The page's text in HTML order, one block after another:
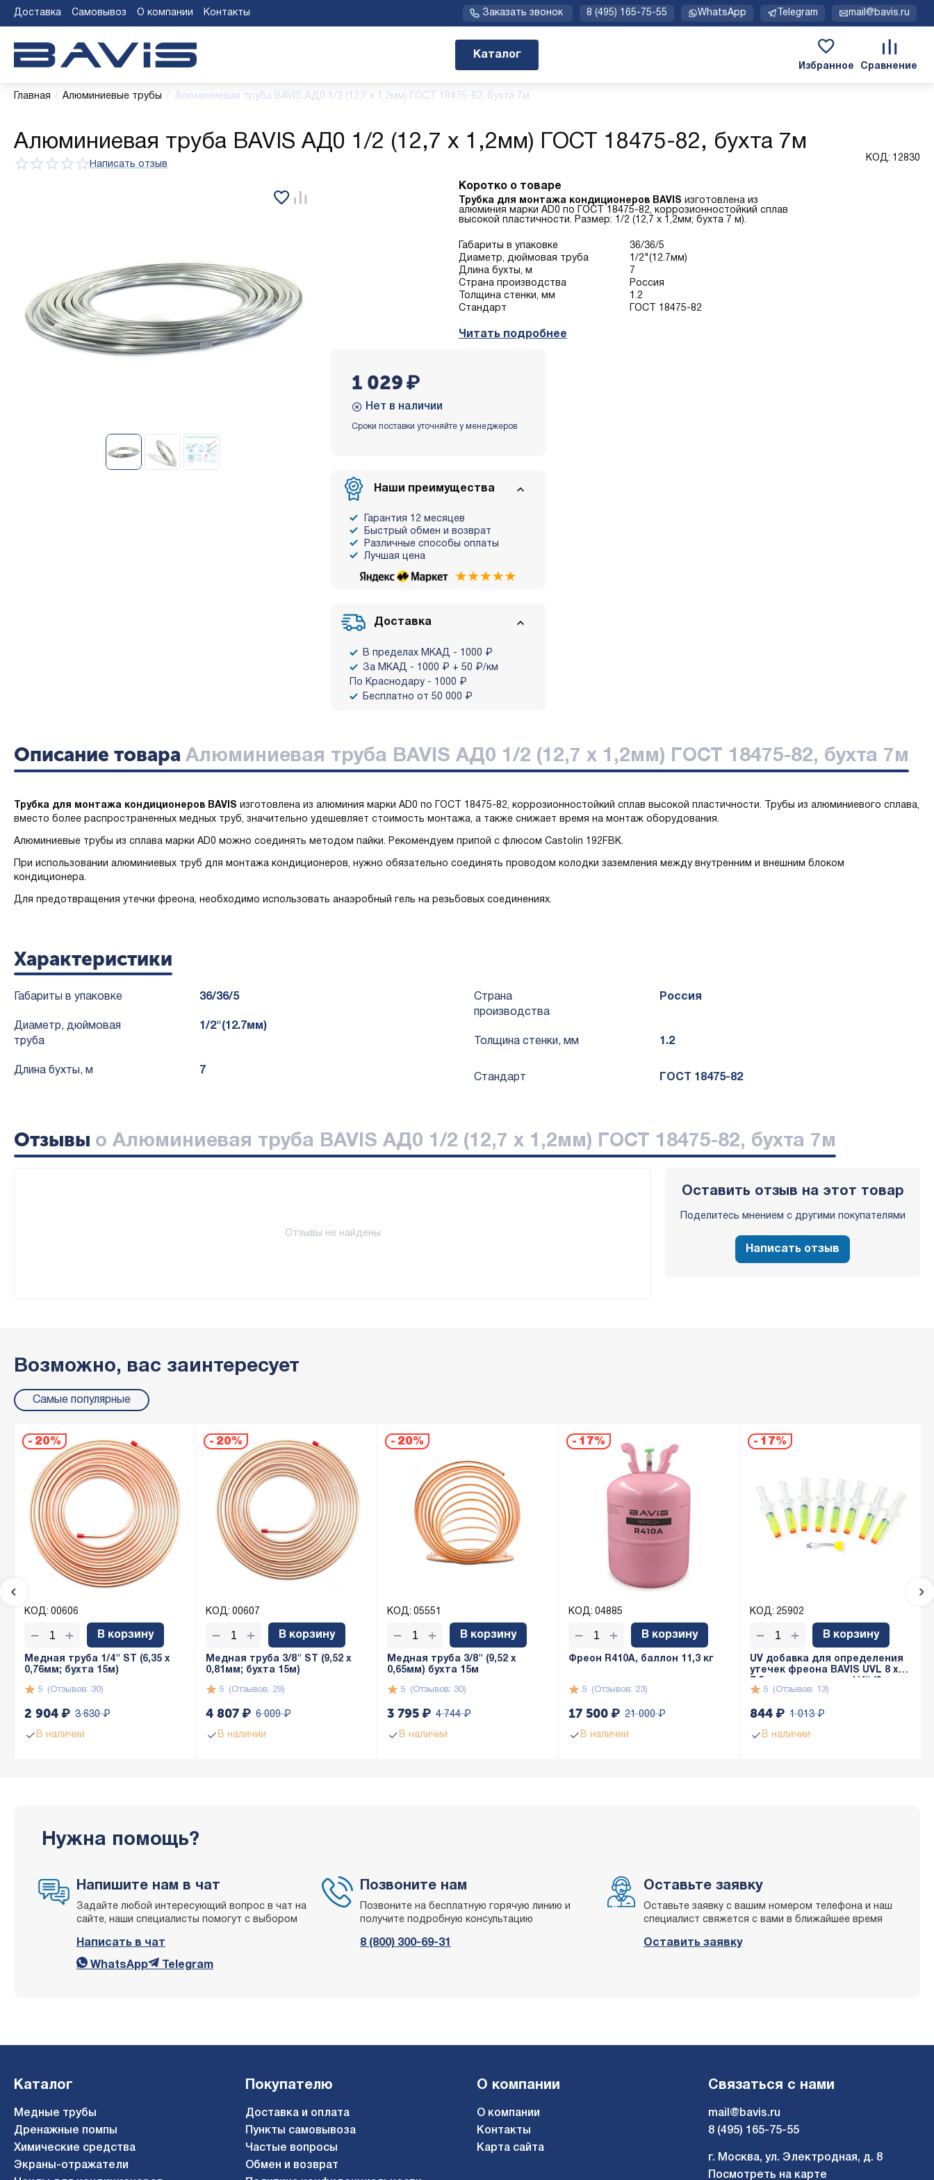
Доставка Самовывоз О компании Контакты Заказать звонок 8 (495) 165-75-55 WhatsApp Telegram mail@bavis.ru
Каталог
Главная / Алюминиевые трубы / Алюминиевая труба BAVIS АД0 1/2 (12,7 х 1,2мм) ГОСТ 18475-82, бухта 7м
Алюминиевая труба BAVIS АД0 1/2 (12,7 х 1,2мм) ГОСТ 18475-82, бухта 7м
КОД: 12830
Написать отзыв
Коротко о товаре
Трубка для монтажа кондиционеров BAVISизготовлена из
алюминия марки AD0 по ГОСТ 18475-82, коррозионностойкий сплав
высокой пластичности. Размер: 1/2 (12,7 х 1,2мм; бухта 7 м).
Габариты в упаковке
36/36/5
Диаметр, дюймовая труба
1/2"(12.7мм)
Длина бухты, м
7
Страна производства
Россия
Толщина стенки, мм
1.2
Стандарт
ГОСТ 18475-82
Читать подробнее
1 029₽
Нет в наличии
Сроки поставки уточняйте у менеджеров
Наши преимущества
Гарантия 12 месяцев
Быстрый обмен и возврат
Различные способы оплаты
Лучшая цена
Доставка
В пределах МКАД - 1000 ₽
За МКАД - 1000 ₽ + 50 ₽/км
По Краснодару - 1000 ₽
Бесплатно от 50 000 ₽
Описание товара Алюминиевая труба BAVIS АД0 1/2 (12,7 х 1,2мм) ГОСТ 18475-82, бухта 7м
Трубка для монтажа кондиционеров BAVIS изготовлена из алюминия марки AD0 по ГОСТ 18475-82, коррозионностойкий сплав высокой пластичности. Трубы из алюминиевого сплава,
вместо более распространенных медных труб, значительно удешевляет стоимость монтажа, а также снижает время на монтаж оборудования.
Алюминиевые трубы из сплава марки AD0 можно соединять методом пайки. Рекомендуем припой с флюсом Castolin 192FBK.
При использовании алюминиевых труб для монтажа кондиционеров, нужно обязательно соединять проводом колодки заземления между внутренним и внешним блоком
кондиционера.
Для предотвращения утечки фреона, необходимо использовать анаэробный гель на резьбовых соединениях.
Характеристики
Габариты в упаковке 36/36/5
Диаметр, дюймовая
труба
1/2"(12.7мм)
Длина бухты, м 7
Страна
производства
Россия
Толщина стенки, мм 1.2
Стандарт ГОСТ 18475-82
Отзывы о Алюминиевая труба BAVIS АД0 1/2 (12,7 х 1,2мм) ГОСТ 18475-82, бухта 7м
Отзывы не найдены
Оставить отзыв на этот товар
Поделитесь мнением с другими покупателями
Написать отзыв
Возможно, вас заинтересует
Самые популярные
- 20%
КОД: 00606
Медная труба 1/4" ST (6,35 х
0,76мм; бухта 15м)
(Отзывов: 30)
5
В наличии
3 630 ₽
2 904₽
В корзину
+
−
- 20%
КОД: 00607
Медная труба 3/8" ST (9,52 х
0,81мм; бухта 15м)
(Отзывов: 29)
5
В наличии
6 009 ₽
4 807₽
В корзину
+
−
- 20%
КОД: 05551
Медная труба 3/8" (9,52 x
0,65мм) бухта 15м
(Отзывов: 30)
5
В наличии
4 744 ₽
3 795₽
В корзину
+
−
- 17%
КОД: 04885
Фреон R410A, баллон 11,3 кг
(Отзывов: 23)
5
В наличии
21 000 ₽
17 500₽
В корзину
+
−
- 17%
КОД: 25902
UV добавка для определения
утечек фреона BAVIS UVL 8 x
по 7,5мл)(Отзывов: 13)
5
В наличии
1 013 ₽
844₽
В корзину
+
−
Нужна помощь?
Напишите нам в чат
Задайте любой интересующий вопрос в чат на
сайте, наши специалисты помогут с выбором
Написать в чат
WhatsApp Telegram
Позвоните нам
Позвоните на бесплатную горячую линию и
получите подробную консультацию
8 (800) 300-69-31
Оставьте заявку
Оставьте заявку с вашим номером телефона и наш
специалист свяжется с вами в ближайшее время
Оставить заявку
Каталог
Медные трубы
Дренажные помпы
Химические средства
Экраны-отражатели
Покупателю
Доставка и оплата
Пункты самовывоза
Частые вопросы
Обмен и возврат
О компании
О компании
Контакты
Карта сайта
Связаться с нами
mail@bavis.ru
8 (495) 165-75-55
г. Москва, ул. Электродная, д. 8
Посмотреть на карте